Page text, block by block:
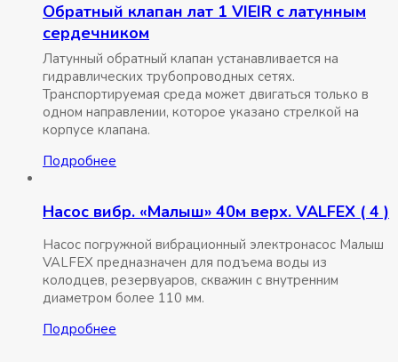
Обратный клапан лат 1 VIEIR с латунным
сердечником
Латунный обратный клапан устанавливается на
гидравлических трубопроводных сетях.
Транспортируемая среда может двигаться только в
одном направлении, которое указано стрелкой на
корпусе клапана.
Подробнее
Насос вибр. «Малыш» 40м верх. VALFEX ( 4 )
Насос погружной вибрационный электронасос Малыш
VALFEX предназначен для подъема воды из
колодцев, резервуаров, скважин с внутренним
диаметром более 110 мм.
Подробнее